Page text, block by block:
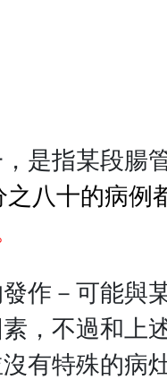
是指某段腸
之八十的病例
作－可能與
，不過和上
有特殊的病